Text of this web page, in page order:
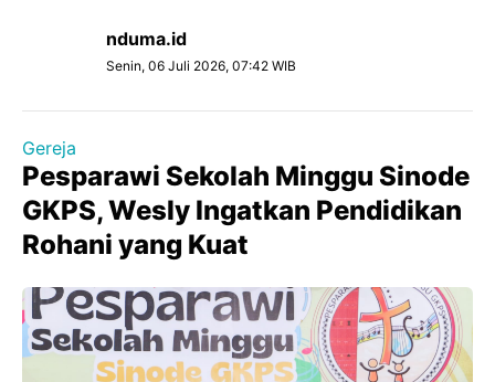
nduma.id
Senin, 06 Juli 2026, 07:42 WIB
Gereja
Pesparawi Sekolah Minggu Sinode
GKPS, Wesly Ingatkan Pendidikan
Rohani yang Kuat